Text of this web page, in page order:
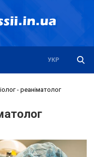
РУС
УКР
- реаніматолог